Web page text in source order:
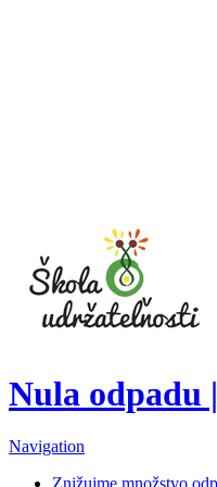
Nula odpadu
Navigation